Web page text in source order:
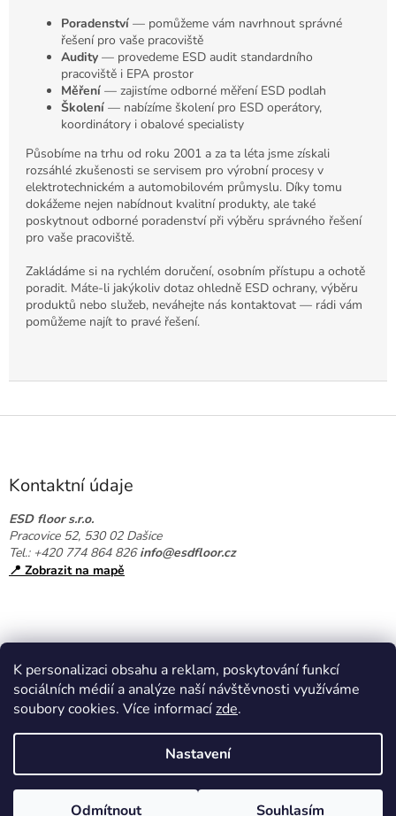
K personalizaci obsahu a reklam, poskytování funkcí
sociálních médií a analýze naší návštěvnosti využíváme
soubory cookies. Více informacízde.
Nastavení
Odmítnout Souhlasím
Poradenství — pomůžeme vám navrhnout správné
řešení pro vaše pracoviště
Audity — provedeme ESD audit standardního
pracoviště i EPA prostor
Měření — zajistíme odborné měření ESD podlah
Školení — nabízíme školení pro ESD operátory,
koordinátory i obalové specialisty
Působíme na trhu od roku 2001 a za ta léta jsme získali
rozsáhlé zkušenosti se servisem pro výrobní procesy v
elektrotechnickém a automobilovém průmyslu. Díky tomu
dokážeme nejen nabídnout kvalitní produkty, ale také
poskytnout odborné poradenství při výběru správného řešení
pro vaše pracoviště.
Zakládáme si na rychlém doručení, osobním přístupu a ochotě
poradit. Máte-li jakýkoliv dotaz ohledně ESD ochrany, výběru
produktů nebo služeb, neváhejte nás kontaktovat — rádi vám
pomůžeme najít to pravé řešení.
Z
Kontaktní údaje
ESD floor s.r.o.
Pracovice 52, 530 02 Dašice
Tel.: +420 774 864 826info@esdfloor.cz
📍 Zobrazit na mapě
Copyright 2026EPAshop.cz. Všechna práva vyhrazena.Upravit